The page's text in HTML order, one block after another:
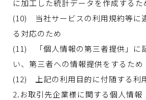
に加工した統計データを作成するた
(10) 当社サービスの利用規約等に
る対応のため
(11) 「個人情報の第三者提供」に
い、第三者への情報提供をするため
(12) 上記の利用目的に付随する利
2.お取引先企業様に関する個人情報